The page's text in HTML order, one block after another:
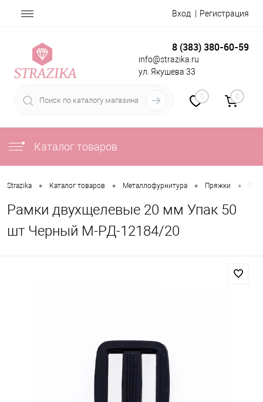
Вход Регистрация
8 (383) 380-60-59
info@strazika.ru
ул. Якушева 33
0 0
Каталог товаров
Strazika • Каталог товаров • Металлофурнитура • Пряжки •
Рамки двухщелевые 20 мм Упак 50
шт Черный М-РД-12184/20